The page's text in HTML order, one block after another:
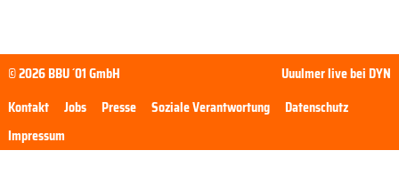
© 2026 BBU ´01 GmbH
Uuulmer live bei DYN
Kontakt
Jobs Presse Soziale Verantwortung
Datenschutz
Impressum